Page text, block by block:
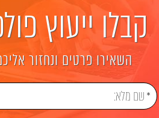
קידום
קבלו ייעוץ
השאירו פרטים ונחזור